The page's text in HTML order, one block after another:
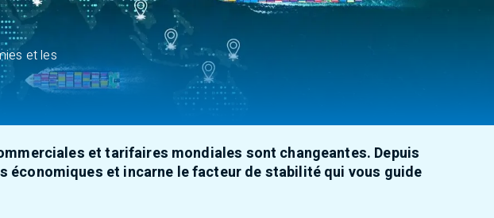
et les
et tarifaires mondiales sont changeantes. Depuis
économiques et incarne le facteur de stabilité qui vous guide